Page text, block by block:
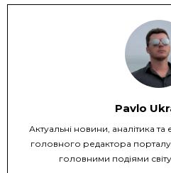
Pavlo
Актуальні новини, аналітика
головного редактора порталу
головними подіями